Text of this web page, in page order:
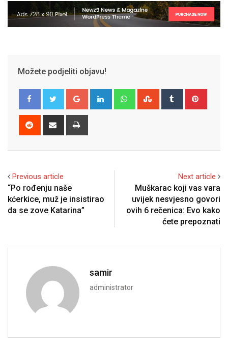
Možete podjeliti objavu!
Google+ LinkedIn WhatsappStumbleUpon
Tumblr
Reddit
Share
Previous article
“Po rođenju naše
kćerkice, muž je insistirao
da se zove Katarina”
Next article
Muškarac koji vas vara
uvijek nesvjesno govori
ovih 6 rečenica: Evo kako
ćete prepoznati
samir
administrator